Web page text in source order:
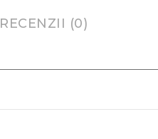
RECENZII (0)